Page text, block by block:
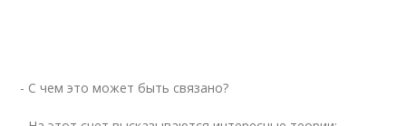
- С чем это может быть связано?